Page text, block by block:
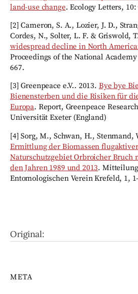
land-use change. Ecology Letters, 10:
[2] Cameron, S. A., Lozier, J. D.,
Cordes, N., Solter, L. F. & Griswold,
widespread decline in North
Proceedings of the National Academy
667.
[3] Greenpeace e.V.. 2013. Bye bye
Bienensterben und die Risiken für
Europa. Report, Greenpeace
Universität Exeter (England)
[4] Sorg, M., Schwan, H., Stenmand,
Ermittlung der Biomassen
Naturschutzgebiet Orbroicher Bruch
den Jahren 1989 und 2013.
Entomologischen Verein Krefeld, 1,
Original:
META